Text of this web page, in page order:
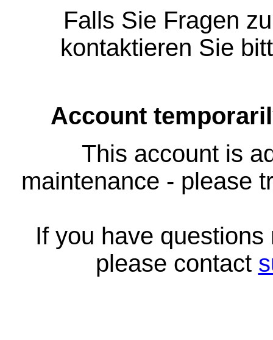
Falls Sie Fragen
kontaktieren Sie
Account
This account is
maintenance - please
If you have
please contact